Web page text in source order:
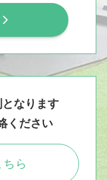
なります
ください
ら